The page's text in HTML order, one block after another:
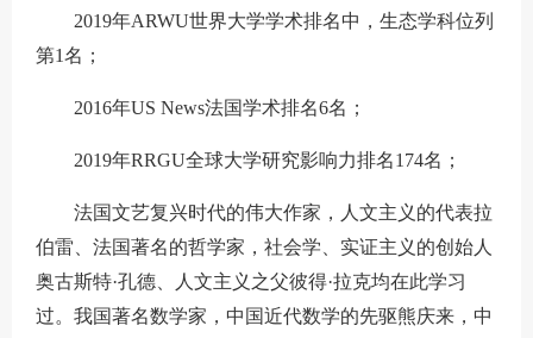
2019年ARWU世界大学学术排名中，生态学科位列
第1名；
2016年US News法国学术排名6名；
2019年RRGU全球大学研究影响力排名174名；
法国文艺复兴时代的伟大作家，人文主义的代表拉
伯雷、法国著名的哲学家，社会学、实证主义的创始人
奥古斯特·孔德、人文主义之父彼得·拉克均在此学习
过。我国著名数学家，中国近代数学的先驱熊庆来，中